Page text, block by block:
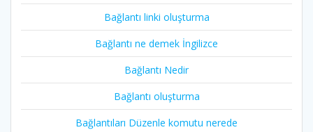
Bağlantı linki oluşturma
Bağlantı ne demek İngilizce
Bağlantı Nedir
Bağlantı oluşturma
Bağlantıları Düzenle komutu nerede